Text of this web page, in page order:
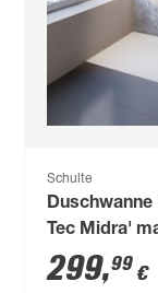
Schulte
Duschwanne
Tec Midra'
mit
x 90 cm
299,99 €